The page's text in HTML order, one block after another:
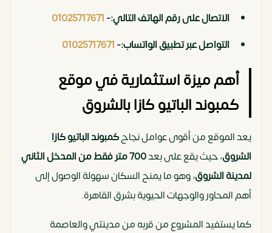
الاتصال على رقم الهاتف التالي:-01025717671
التواصل عبر تطبيق الواتساب:-01025717671
أهم ميزة استثمارية في موقع
كمبوند الباتيو كازا بالشروق
يعد الموقع من أقوى عوامل نجاحكمبوند الباتيو كازا
الشروق، حيث يقع على بعد
700 متر فقط من المدخل الثاني
لمدينة الشروق، وهو ما يمنح السكان سهولة الوصول إلى
أهم المحاور والوجهات الحيوية بشرق القاهرة.
كما يستفيد المشروع من قربه من مدينتي والعاصمة